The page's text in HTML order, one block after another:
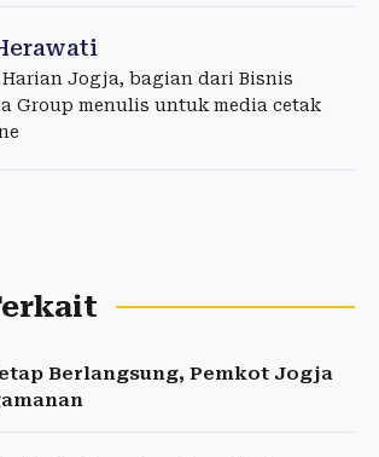
Jogja, bagian dari Bisnis
Group menulis untuk media cetak
Berlangsung, Pemkot Jogja